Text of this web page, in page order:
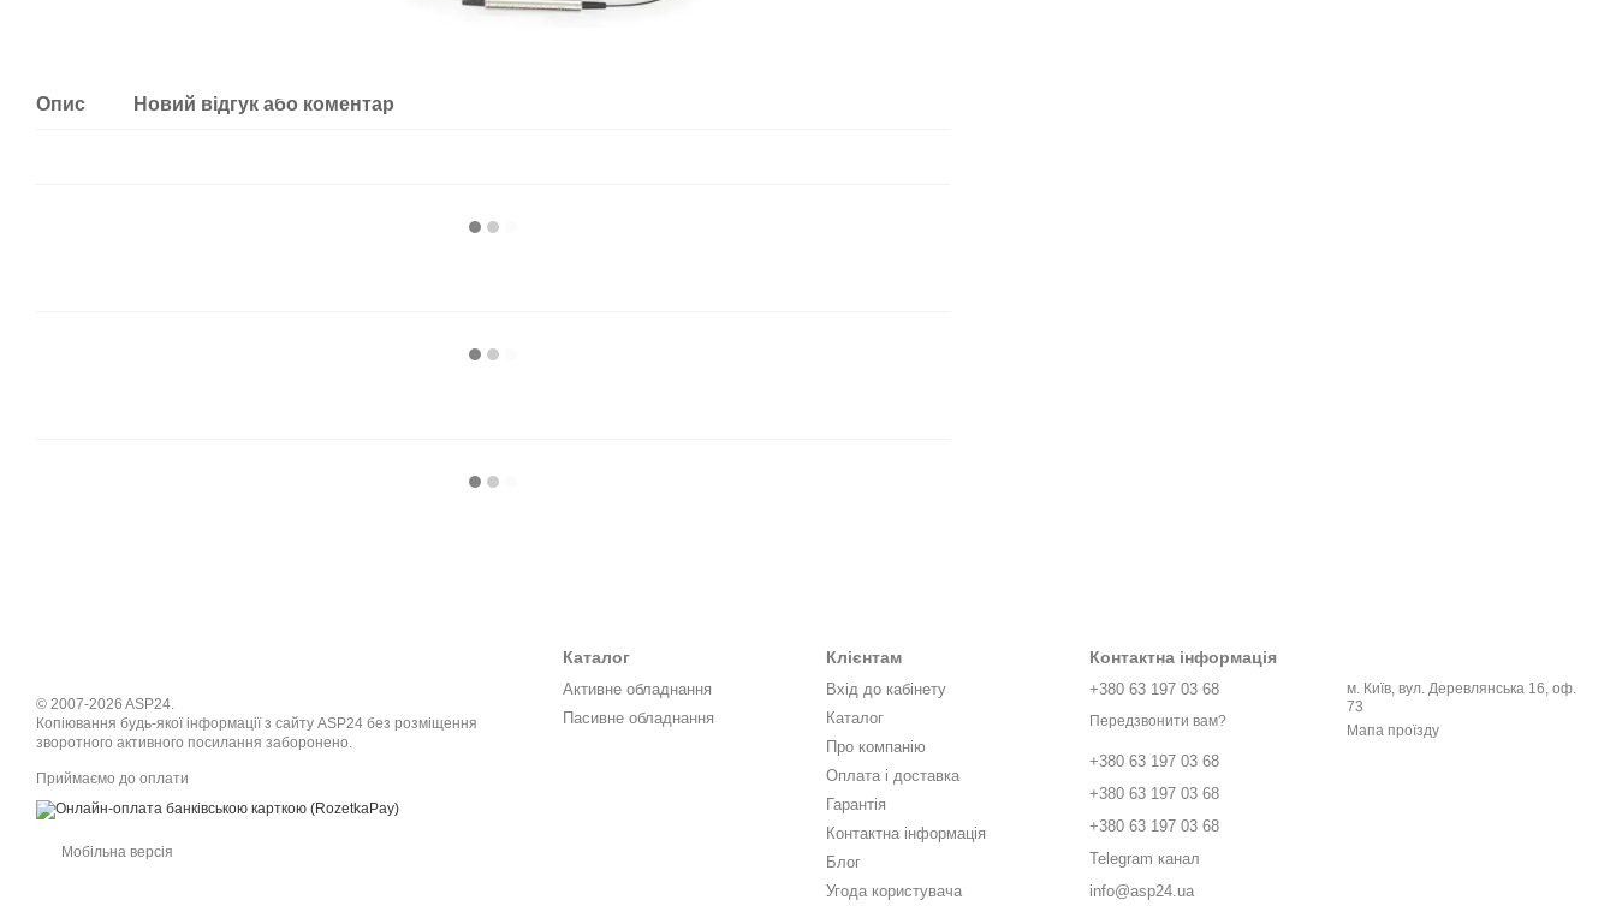
Опис Новий відгук або коментар
© 2007-2026 ASP24.
Копіювання будь-якої інформації з сайту ASP24 без розміщення
зворотного активного посилання заборонено.
Приймаємо до оплати
Мобільна версія
Каталог
Активне обладнання
Пасивне обладнання
Клієнтам
Вхід до кабінету
Каталог
Про компанію
Оплата і доставка
Гарантія
Контактна інформація
Блог
Угода користувача
Контактна інформація
+380 63 197 03 68
Передзвонити вам?
+380 63 197 03 68
+380 63 197 03 68
+380 63 197 03 68
Telegram канал
info@asp24.ua
м. Київ, вул. Деревлянська 16, оф.
73
Мапа проїзду